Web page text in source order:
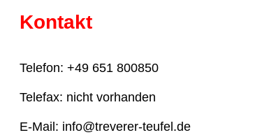
Kontakt
Telefon: +49 651 800850
Telefax: nicht vorhanden
E-Mail: info@treverer-teufel.de